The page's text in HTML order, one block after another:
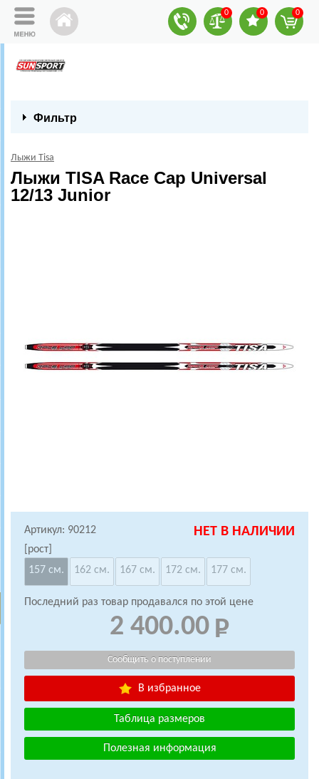
0 0 0
Фильтр
Лыжи Tisa
Лыжи TISA Race Cap Universal
12/13 Junior
Артикул: 90212 НЕТ В НАЛИЧИИ
[рост]
157 см.
162 см. 167 см. 172 см. 177 см.
Последний раз товар продавался по этой цене
2 400.00
В избранное
Таблица размеров
Полезная информация